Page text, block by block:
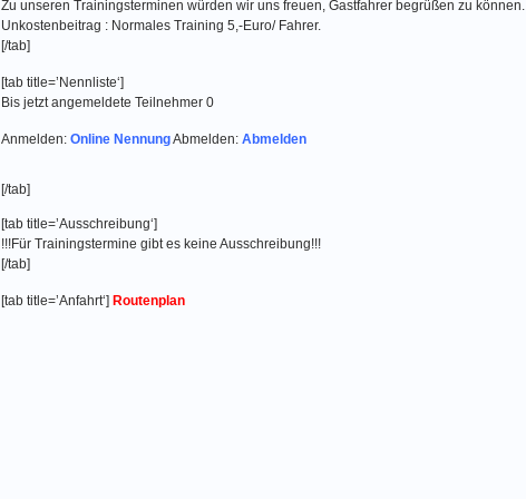
Zu unseren Trainingsterminen würden wir uns freuen, Gastfahrer begrüßen zu können.
Unkostenbeitrag : Normales Training 5,-Euro/ Fahrer.
[/tab]
[tab title=’Nennliste‘]
Bis jetzt angemeldete Teilnehmer 0
Anmelden: Online NennungAbmelden: Abmelden
[/tab]
[tab title=’Ausschreibung‘]
!!!Für Trainingstermine gibt es keine Ausschreibung!!!
[/tab]
[tab title=’Anfahrt‘] Routenplan